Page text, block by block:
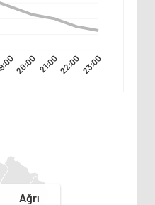
20:0021:0022:0023:00
Ağrı